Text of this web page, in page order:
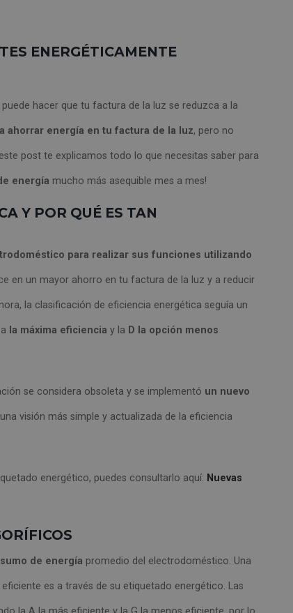
ENERGÉTICAMENTE
puede hacer que tu factura de la luz se reduzca a la
ahorrar energía en tu factura de la luz, pero no
post te explicamos todo lo que necesitas saber para
energía mucho más asequible mes a mes!
Y POR QUÉ ES TAN
para realizar sus funciones utilizando
en un mayor ahorro en tu factura de la luz y a reducir
la clasificación de eficiencia energética seguía un
la máxima eficiencia y la D la opción menos
se considera obsoleta y se implementó un nuevo
visión más simple y actualizada de la eficiencia
energético, puedes consultarlo aquí: Nuevas
de energía promedio del electrodoméstico. Una
es a través de su etiquetado energético. Las